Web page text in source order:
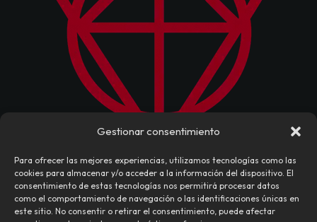
Gestionar consentimiento
Para ofrecer las mejores experiencias, utilizamos tecnologías como las
cookies para almacenar y/o acceder a la información del dispositivo. El
consentimiento de estas tecnologías nos permitirá procesar datos
como el comportamiento de navegación o las identificaciones únicas en
este sitio. No consentir o retirar el consentimiento, puede afectar